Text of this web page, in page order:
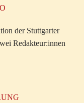
der Stuttgarter
Redakteur:innen